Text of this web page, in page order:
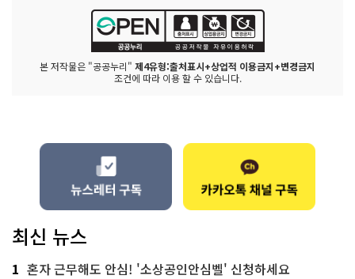
본 저작물은 "공공누리" 제4유형:출처표시+상업적 이용금지+변경금지
조건에 따라 이용 할 수 있습니다.
최신 뉴스
1 혼자 근무해도 안심! '소상공인안심벨' 신청하세요